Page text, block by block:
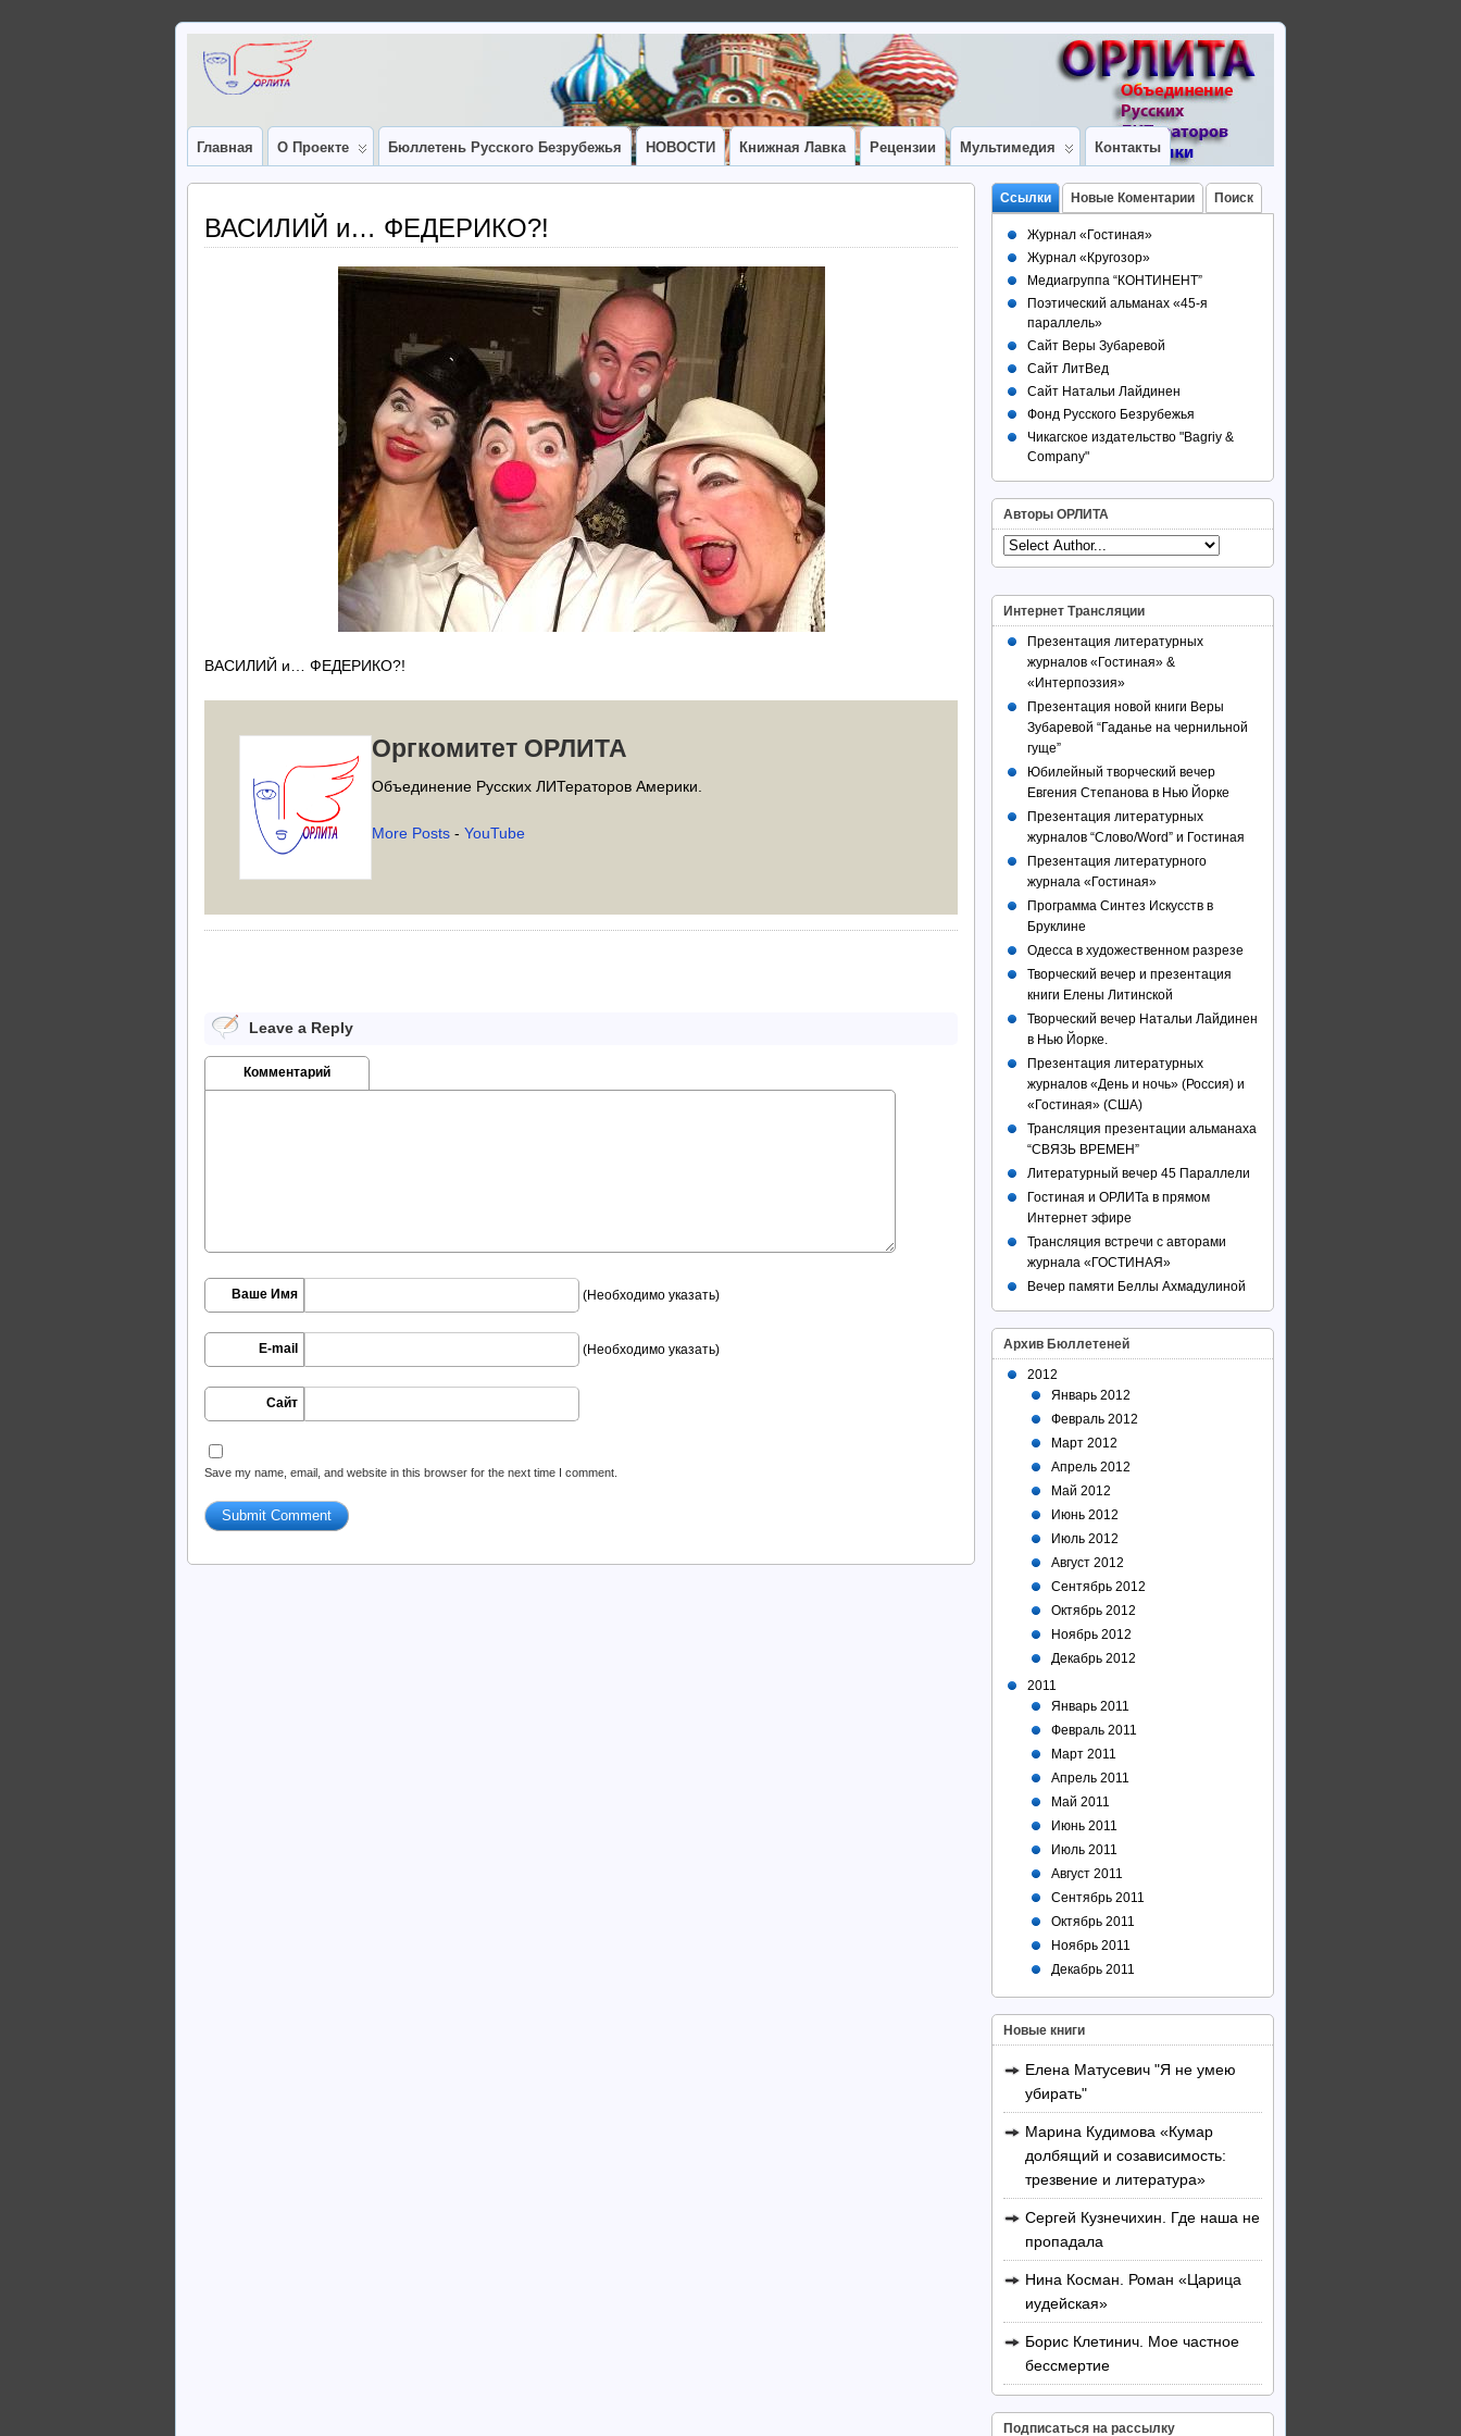
Главная О Проекте Бюллетень Русского Безрубежья НОВОСТИ Книжная Лавка Рецензии Мультимедия Контакты
ВАСИЛИЙ и… ФЕДЕРИКО?!
ВАСИЛИЙ и… ФЕДЕРИКО?!
Оргкомитет ОРЛИТА
Объединение Русских ЛИТераторов Америки.
More Posts - YouTube
Leave a Reply
Комментарий
Ваше Имя (Необходимо указать)
E-mail (Необходимо указать)
Сайт
Save my name, email, and website in this browser for the next time I comment.
Ссылки Новые Коментарии Поиск
Журнал «Гостиная»
Журнал «Кругозор»
Медиагруппа “КОНТИНЕНТ”
Поэтический альманах «45-я
параллель»
Сайт Веры Зубаревой
Сайт ЛитВед
Сайт Натальи Лайдинен
Фонд Русского Безрубежья
Чикагское издательство "Bagriy &
Company"
Авторы ОРЛИТА
Интернет Трансляции
Презентация литературных
журналов «Гостиная» &
«Интерпоэзия»
Презентация новой книги Веры
Зубаревой “Гаданье на чернильной
гуще”
Юбилейный творческий вечер
Евгения Степанова в Нью Йорке
Презентация литературных
журналов “Слово/Word” и Гостиная
Презентация литературного
журнала «Гостиная»
Программа Синтез Искусств в
Бруклине
Одесса в художественном разрезе
Творческий вечер и презентация
книги Елены Литинской
Творческий вечер Натальи Лайдинен
в Нью Йорке.
Презентация литературных
журналов «День и ночь» (Россия) и
«Гостиная» (США)
Трансляция презентации альманаха
“СВЯЗЬ ВРЕМЕН”
Литературный вечер 45 Параллели
Гостиная и ОРЛИТа в прямом
Интернет эфире
Трансляция встречи с авторами
журнала «ГОСТИНАЯ»
Вечер памяти Беллы Ахмадулиной
Архив Бюллетеней
2012
Январь 2012
Февраль 2012
Март 2012
Апрель 2012
Май 2012
Июнь 2012
Июль 2012
Август 2012
Сентябрь 2012
Октябрь 2012
Ноябрь 2012
Декабрь 2012
2011
Январь 2011
Февраль 2011
Март 2011
Апрель 2011
Май 2011
Июнь 2011
Июль 2011
Август 2011
Сентябрь 2011
Октябрь 2011
Ноябрь 2011
Декабрь 2011
Новые книги
Елена Матусевич "Я не умею
убирать"
Марина Кудимова «Кумар
долбящий и созависимость:
трезвение и литература»
Сергей Кузнечихин. Где наша не
пропадала
Нина Косман. Роман «Царица
иудейская»
Борис Клетинич. Мое частное
бессмертие
Подписаться на рассылку